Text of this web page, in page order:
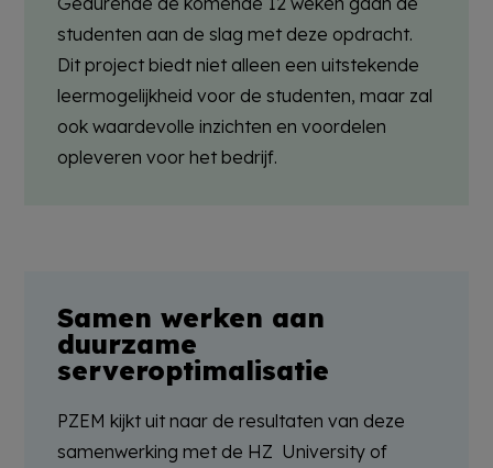
studenten aan de slag met deze opdracht.
Dit project biedt niet alleen een uitstekende
leermogelijkheid voor de studenten, maar zal
ook waardevolle inzichten en voordelen
opleveren voor het bedrijf.
Samen werken aan
duurzame
serveroptimalisatie
PZEM kijkt uit naar de resultaten van deze
samenwerking met de HZ University of